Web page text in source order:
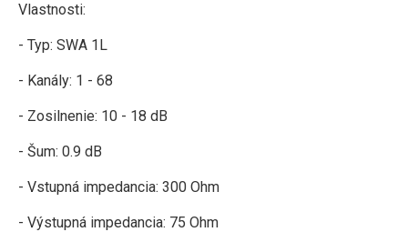
Vlastnosti:
- Typ: SWA 1L
- Kanály: 1 - 68
- Zosilnenie: 10 - 18 dB
- Šum: 0.9 dB
- Vstupná impedancia: 300 Ohm
- Výstupná impedancia: 75 Ohm